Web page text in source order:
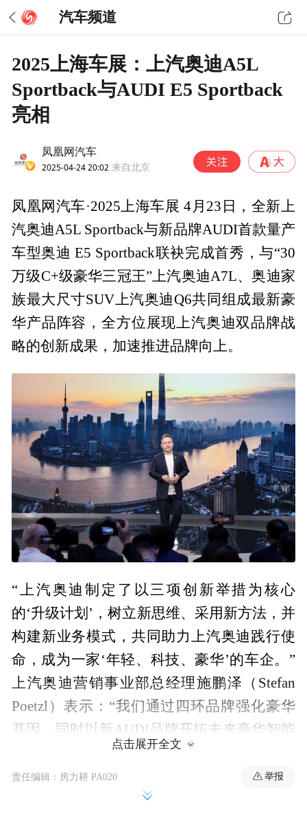
汽车频道
2025上海车展：上汽奥迪A5L
Sportback与AUDI E5 Sportback
亮相
凤凰网汽车
2025-04-24 20:02 来自北京
凤凰网汽车·2025上海车展 4月23日，全新上
汽奥迪A5L Sportback与新品牌AUDI首款量产
车型奥迪 E5 Sportback联袂完成首秀，与“30
万级C+级豪华三冠王”上汽奥迪A7L、奥迪家
族最大尺寸SUV上汽奥迪Q6共同组成最新豪
华产品阵容，全方位展现上汽奥迪双品牌战
略的创新成果，加速推进品牌向上。
“上汽奥迪制定了以三项创新举措为核心
的‘升级计划’，树立新思维、采用新方法，并
构建新业务模式，共同助力上汽奥迪践行使
命，成为一家‘年轻、科技、豪华’的车企。”
上汽奥迪营销事业部总经理施鹏泽（Stefan
Poetzl）表示：“我们通过四环品牌强化豪华
基因，同时以新AUDI品牌开拓未来豪华智能
电动出行的新范式。”
点击展开全文
责任编辑：房力耕 PA020 举报